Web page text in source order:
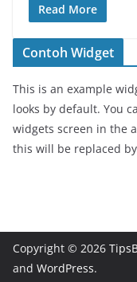
Read More
Contoh Widget
This is an example
looks by default. You
widgets screen in the
this will be replaced
Copyright © 2026
and WordPress.